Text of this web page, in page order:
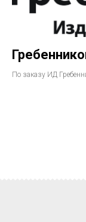
По заказу ИД